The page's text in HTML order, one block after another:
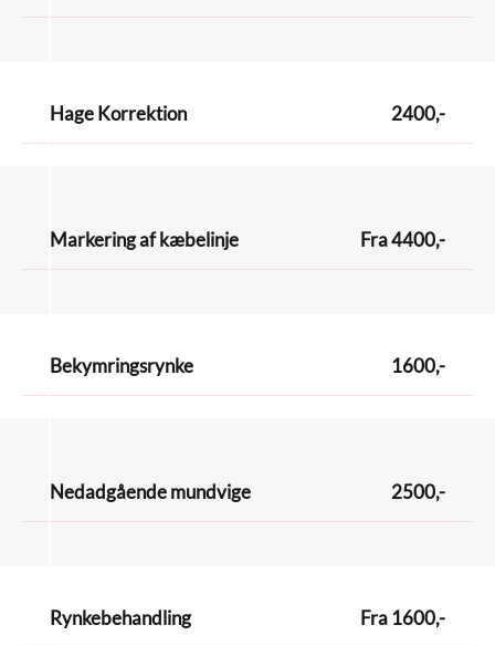
Hage Korrektion 2400,-
Markering af kæbelinje Fra 4400,-
Bekymringsrynke 1600,-
Nedadgående mundvige 2500,-
Rynkebehandling Fra 1600,-